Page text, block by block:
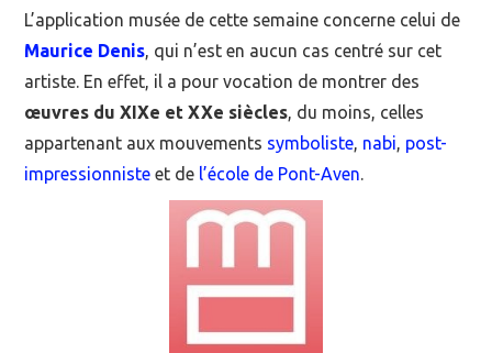
EVÉNEMENTS
DANS LA PRESSE
L’application musée de cette semaine concerne celui de
Maurice Denis, qui n’est en aucun cas centré sur cet
artiste. En effet, il a pour vocation de montrer des
œuvres du XIXe et XXe siècles, du moins, celles
appartenant aux mouvements symboliste, nabi, post-
impressionniste et de l’école de Pont-Aven.